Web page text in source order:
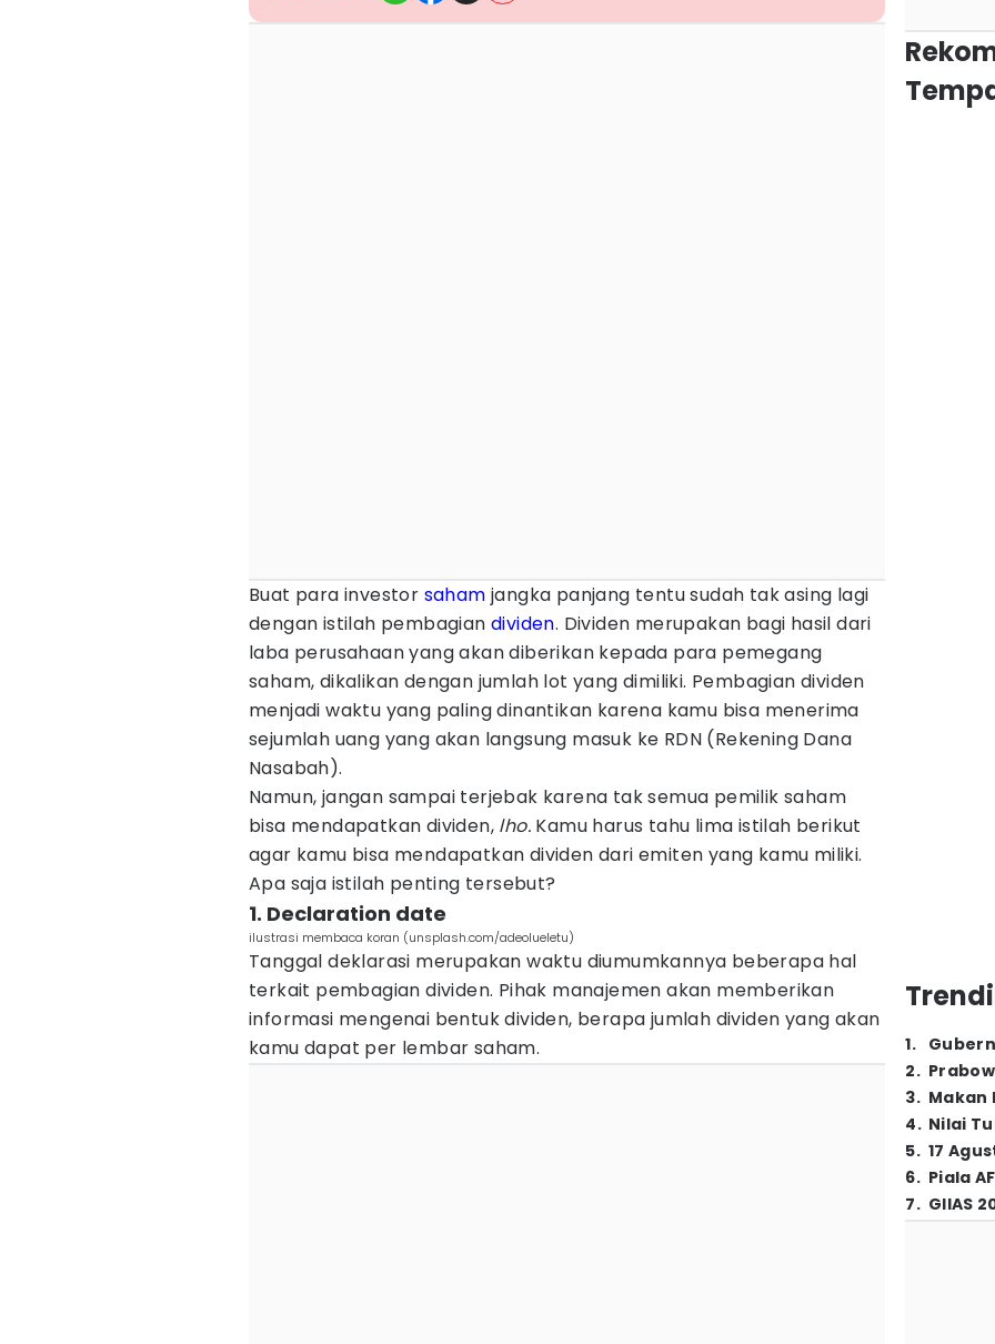
Buat para investor saham jangka panjang tentu sudah tak asing lagi
dengan istilah pembagian dividen. Dividen merupakan bagi hasil dari
laba perusahaan yang akan diberikan kepada para pemegang
saham, dikalikan dengan jumlah lot yang dimiliki. Pembagian dividen
menjadi waktu yang paling dinantikan karena kamu bisa menerima
sejumlah uang yang akan langsung masuk ke RDN (Rekening Dana
Nasabah).
Namun, jangan sampai terjebak karena tak semua pemilik saham
bisa mendapatkan dividen, lho. Kamu harus tahu lima istilah berikut
agar kamu bisa mendapatkan dividen dari emiten yang kamu miliki.
Apa saja istilah penting tersebut?
1. Declaration date
ilustrasi membaca koran (unsplash.com/adeolueletu)
Tanggal deklarasi merupakan waktu diumumkannya beberapa hal
terkait pembagian dividen. Pihak manajemen akan memberikan
informasi mengenai bentuk dividen, berapa jumlah dividen yang akan
kamu dapat per lembar saham.
1.
2.
3. Makan
4. Nilai
5. 17
6. Piala
7. GIIAS